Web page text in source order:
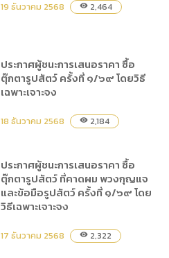
19 ธันวาคม 2568 visibility 2,464
ประกาศผู้ชนะการเสนอราคา ซื้อ
ตุ๊กตารูปสัตว์ ครั้งที่ ๑/๖๙ โดยวิธี
เฉพาะเจาะจง
18 ธันวาคม 2568 visibility 2,184
ประกาศผู้ชนะการเสนอราคา ซื้อ
ตุ๊กตารูปสัตว์ ที่คาดผม พวงกุญแจ
และข้อมือรูปสัตว์ ครั้งที่ ๑/๖๙ โดย
วิธีเฉพาะเจาะจง
17 ธันวาคม 2568 visibility 2,322